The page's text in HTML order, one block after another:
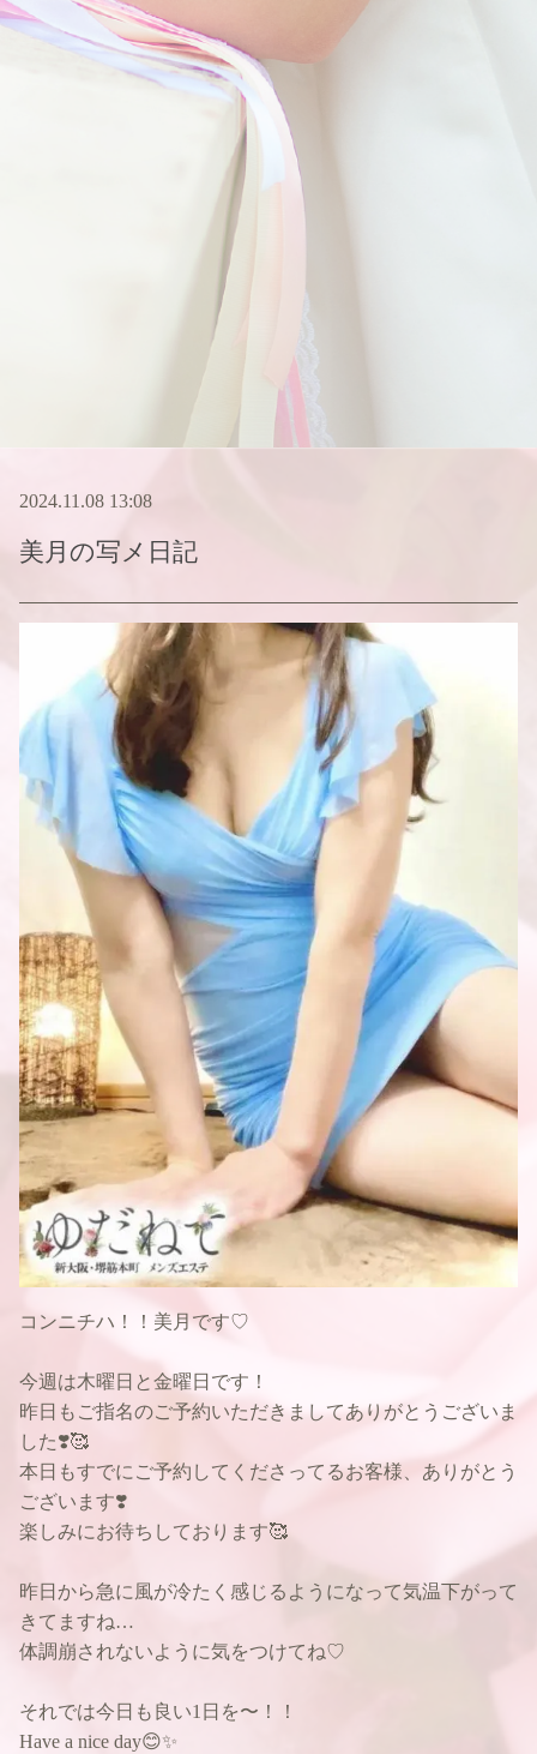
2024.11.08 13:08
美月の写メ日記
コンニチハ！！美月です♡
今週は木曜日と金曜日です！
昨日もご指名のご予約いただきましてありがとうございま
した❣️🥰
本日もすでにご予約してくださってるお客様、ありがとう
ございます❣️
楽しみにお待ちしております🥰
昨日から急に風が冷たく感じるようになって気温下がって
きてますね…
体調崩されないように気をつけてね♡
それでは今日も良い1日を〜！！
Have a nice day😊✨